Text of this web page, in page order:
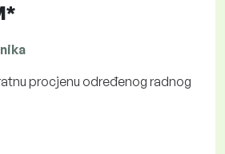
procjenu određenog radnog